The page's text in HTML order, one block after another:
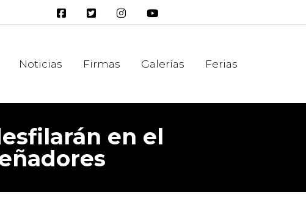
Noticias Firmas Galerías Ferias
en el